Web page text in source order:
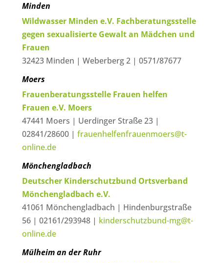
Minden
Wildwasser Minden e.V. Fachberatungsstelle
gegen sexualisierte Gewalt an Mädchen und
Frauen
32423 Minden | Weberberg 2 | 0571/87677
Moers
Frauenberatungsstelle Frauen helfen
Frauen e.V. Moers
47441 Moers | Uerdinger Straße 23 |
02841/28600 | frauenhelfenfrauenmoers@t-
online.de
Mönchengladbach
Deutscher Kinderschutzbund Ortsverband
Mönchengladbach e.V.
41061 Mönchengladbach | Hindenburgstraße
56 | 02161/293948 | kinderschutzbund-mg@t-
online.de
Mülheim an der Ruhr